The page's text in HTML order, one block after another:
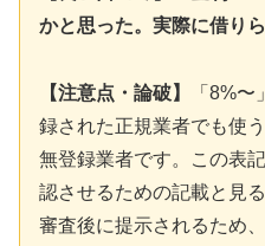
かと思った。実際に借りら
【注意点・論破】
「8%
録された正規業者でも使
無登録業者です。この表
認させるための記載と見
審査後に提示されるため